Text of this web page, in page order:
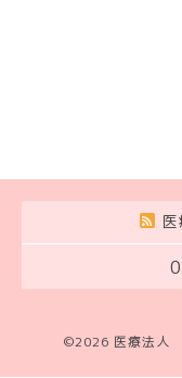
©2026 医療法人